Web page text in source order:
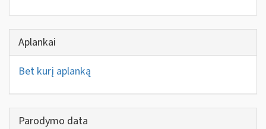
Aplankai
Bet kurį aplanką
Parodymo data